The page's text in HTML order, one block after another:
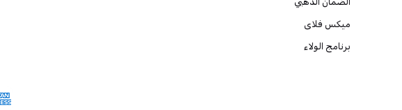
الضمان الذهبي
ميكس فلاى
برنامج الولاء